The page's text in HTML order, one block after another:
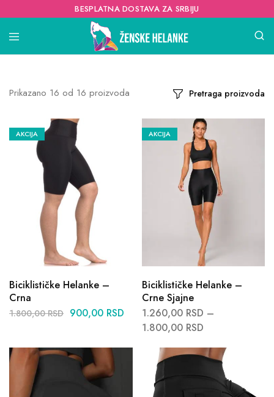
BESPLATNA DOSTAVA ZA SRBIJU
Prikazano 16 od 16 proizvoda Pretraga proizvoda
AKCIJA
Biciklističke Helanke –
Crna
1.800,00RSD 900,00 RSD
AKCIJA
Biciklističke Helanke –
Crne Sjajne
1.260,00 RSD –
1.800,00 RSD